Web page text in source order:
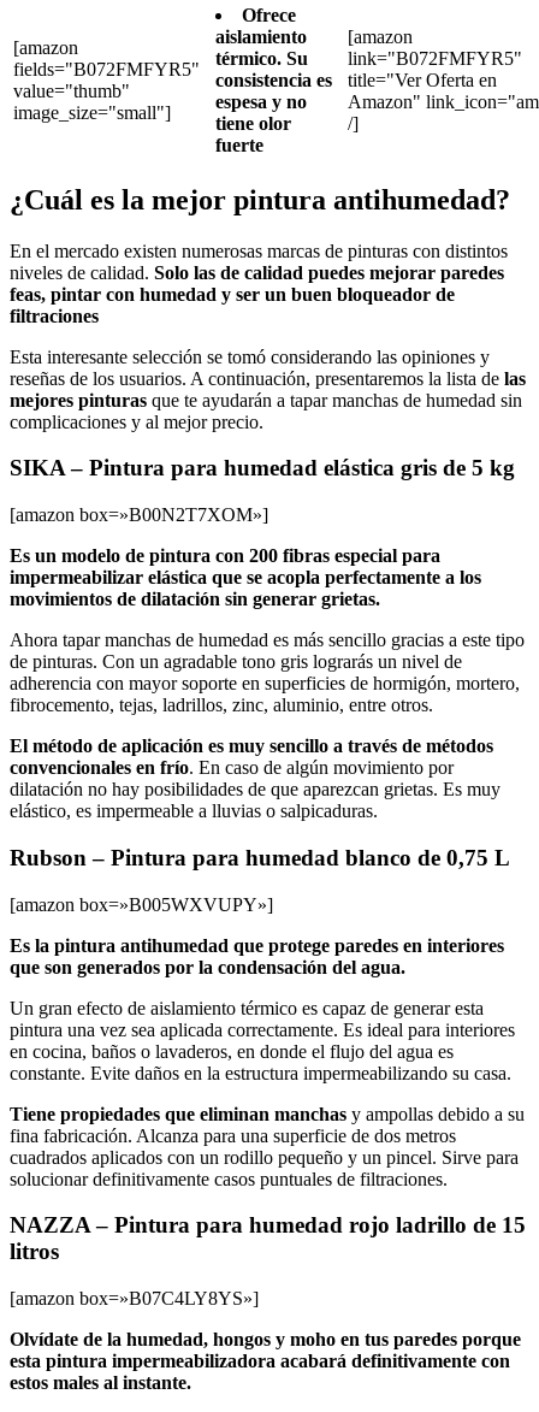
[amazon
fields="B072FMFYR5"
value="thumb"
image_size="small"]
Ofrece
aislamiento
térmico. Su
consistencia es
espesa y no
tiene olor
fuerte
[amazon
link="B072FMFYR5"
title="Ver Oferta en
Amazon"
/]
¿Cuál es la mejor pintura antihumedad?
En el mercado existen numerosas marcas de pinturas con distintos
niveles de calidad. Solo las de calidad puedes mejorar paredes
feas, pintar con humedad y ser un buen bloqueador de
filtraciones
Esta interesante selección se tomó considerando las opiniones y
reseñas de los usuarios. A continuación, presentaremos la lista de las
mejores pinturas que te ayudarán a tapar manchas de humedad sin
complicaciones y al mejor precio.
SIKA – Pintura para humedad elástica gris de 5 kg
[amazon box=»B00N2T7XOM»]
Es un modelo de pintura con 200 fibras especial para
impermeabilizar elástica que se acopla perfectamente a los
movimientos de dilatación sin generar grietas.
Ahora tapar manchas de humedad es más sencillo gracias a este tipo
de pinturas. Con un agradable tono gris lograrás un nivel de
adherencia con mayor soporte en superficies de hormigón, mortero,
fibrocemento, tejas, ladrillos, zinc, aluminio, entre otros.
El método de aplicación es muy sencillo a través de métodos
convencionales en frío. En caso de algún movimiento por
dilatación no hay posibilidades de que aparezcan grietas. Es muy
elástico, es impermeable a lluvias o salpicaduras.
Rubson – Pintura para humedad blanco de 0,75 L
[amazon box=»B005WXVUPY»]
Es la pintura antihumedad que protege paredes en interiores
que son generados por la condensación del agua.
Un gran efecto de aislamiento térmico es capaz de generar esta
pintura una vez sea aplicada correctamente. Es ideal para interiores
en cocina, baños o lavaderos, en donde el flujo del agua es
constante. Evite daños en la estructura impermeabilizando su casa.
Tiene propiedades que eliminan manchas y ampollas debido a su
fina fabricación. Alcanza para una superficie de dos metros
cuadrados aplicados con un rodillo pequeño y un pincel. Sirve para
solucionar definitivamente casos puntuales de filtraciones.
NAZZA – Pintura para humedad rojo ladrillo de 15
litros
[amazon box=»B07C4LY8YS»]
Olvídate de la humedad, hongos y moho en tus paredes porque
esta pintura impermeabilizadora acabará definitivamente con
estos males al instante.